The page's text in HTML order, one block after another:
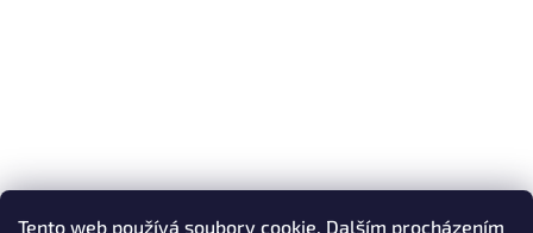
Tento web používá soubory cookie. Dalším procházením
Sledovat na Instagramu